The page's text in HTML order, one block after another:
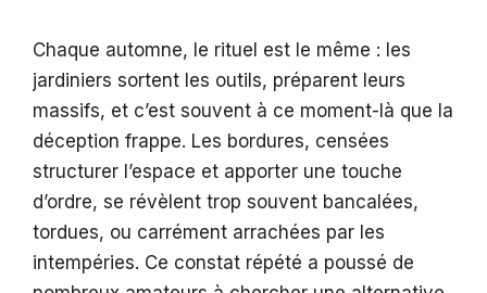
Chaque automne, le rituel est le même : les
jardiniers sortent les outils, préparent leurs
massifs, et c’est souvent à ce moment-là que la
déception frappe. Les bordures, censées
structurer l’espace et apporter une touche
d’ordre, se révèlent trop souvent bancalées,
tordues, ou carrément arrachées par les
intempéries. Ce constat répété a poussé de